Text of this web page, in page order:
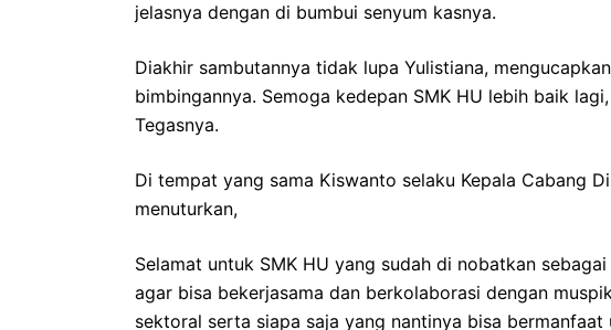
jelasnya dengan di bumbui senyum kasnya.
Diakhir sambutannya tidak lupa Yulistiana,
bimbingannya. Semoga kedepan SMK HU lebih baik
Tegasnya.
Di tempat yang sama Kiswanto selaku Kepala Cabang
menuturkan,
Selamat untuk SMK HU yang sudah di nobatkan
agar bisa bekerjasama dan berkolaborasi dengan
sektoral serta siapa saja yang nantinya bisa